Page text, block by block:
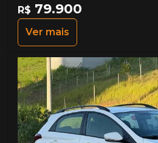
R$ 79.900
Ver mais